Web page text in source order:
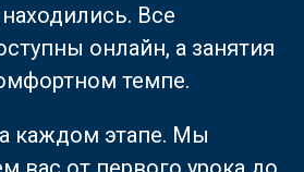
Все
онлайн, а занятия
темпе.
каждом этапе. Мы